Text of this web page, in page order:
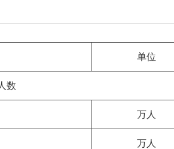
单位
数
万人
万人